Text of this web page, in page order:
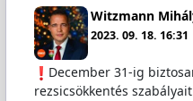
Witzmann
2023. 09. 18. 16:31
December 31-ig
rezsicsökkentés